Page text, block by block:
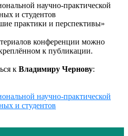
научно-практической
и студентов
практики и перспективы»
конференции можно
к публикации.
к Владимиру Чернову:
научно-практической
и студентов